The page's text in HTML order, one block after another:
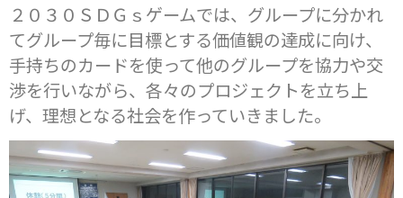
２０３０ＳＤＧｓゲームでは、グループに分かれ
てグループ毎に目標とする価値観の達成に向け、
手持ちのカードを使って他のグループを協力や交
渉を行いながら、各々のプロジェクトを立ち上
げ、理想となる社会を作っていきました。